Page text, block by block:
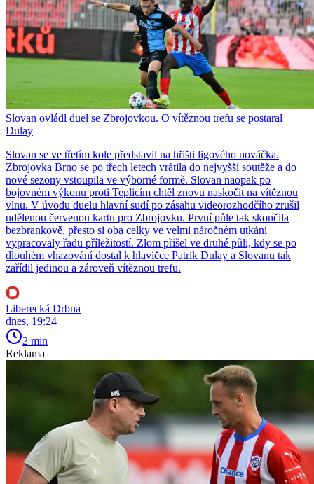
Slovan ovládl duel se Zbrojovkou. O vítěznou trefu se postaral
Dulay
Slovan se ve třetím kole představil na hřišti ligového nováčka.
Zbrojovka Brno se po třech letech vrátila do nejvyšší soutěže a do
nové sezony vstoupila ve výborné formě. Slovan naopak po
bojovném výkonu proti Teplicím chtěl znovu naskočit na vítěznou
vlnu. V úvodu duelu hlavní sudí po zásahu videorozhodčího zrušil
udělenou červenou kartu pro Zbrojovku. První půle tak skončila
bezbrankově, přesto si oba celky ve velmi náročném utkání
vypracovaly řadu příležitostí. Zlom přišel ve druhé půli, kdy se po
dlouhém vhazování dostal k hlavičce Patrik Dulay a Slovanu tak
zařídil jedinou a zároveň vítěznou trefu.
Liberecká Drbna
dnes, 19:24
2 min
Reklama